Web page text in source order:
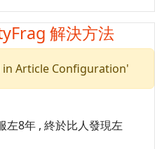
解決方法
Article Configuration'
8年 , 終於比人發現左